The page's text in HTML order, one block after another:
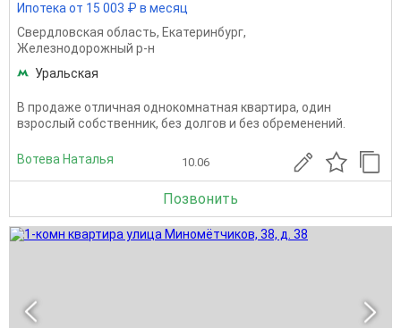
Ипотека от 15 003 ₽ в месяц
Свердловская область, Екатеринбург,
Железнодорожный р-н
Уральская
В продаже отличная однокомнатная квартира, один
взрослый собственник, без долгов и без обременений.
Вотева Наталья 10.06
Позвонить